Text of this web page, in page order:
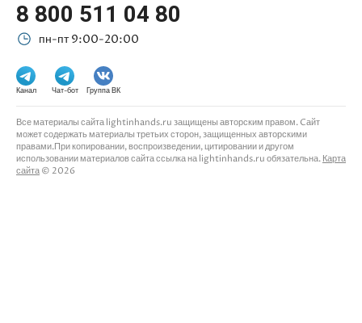
8 800 511 04 80
пн-пт 9:00-20:00
Канал Чат-бот Группа ВК
Все материалы сайта lightinhands.ru защищены авторским правом. Cайт
может содержать материалы третьих сторон, защищенных авторскими
правами.При копировании, воспроизведении, цитировании и другом
использовании материалов сайта ссылка на lightinhands.ru обязательна. Карта
сайта © 2026